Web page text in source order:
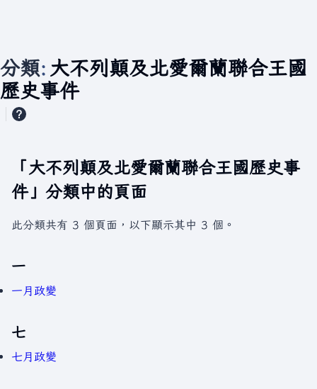
分類: 大不列顛及北愛爾蘭聯合王國
歷史事件
「大不列顛及北愛爾蘭聯合王國歷史事
件」分類中的頁面
此分類共有 3 個頁面，以下顯示其中 3 個。
一
一月政變
七
七月政變